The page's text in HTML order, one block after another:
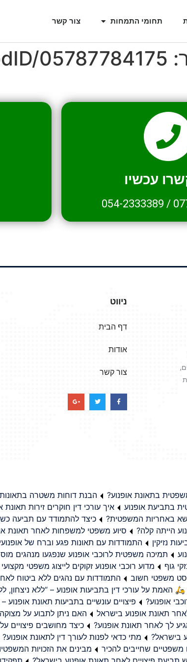
תחומי התמחות צור קשר
05787784175
עכשיו
/
054-2333389
ניווט
דף הבית
אודות
צור קשר
בתאונת אופנוע?
הבנת דוחות משטרה
בתביעת אופנוע
איך עורכי דין חוקרים זירות תאונת
באחריות המשפטית?
כיצד להתמודד עם תביעה
הייתה קלה?
סיוע משפטי למשפחות לאחר תאונת
נזיקין
התמודדות עם תאונות פגע וברח של
תמיכה משפטית לרוכבי אופנוע שנפגעו מנהגים
גוף
מדוע רוכבי אופנוע זקוקים לייצוג משפטי
משפטי חשוב
התמודדות עם נהגים ללא ביטוח
🛵 האמת על עורכי דין בתביעות אופנוע – “ללא ניצחון,
אופנוע?
פיצויים עונשיים בתביעות תאונת אופנוע
תאונת אופנוע בישראל
האם ניתן לתבוע על
לך לאחר תאונת אופנוע?
כיצד מחושבים פיצויים
בישראל?
מתי כדאי לפנות לעורך דין לתאונת אופנוע?
משפטיים שחייבים להכיר
מבינים את הזכויות